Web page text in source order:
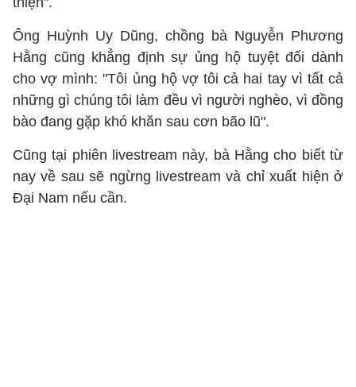
Ông Huỳnh Uy Dũng, chồng bà Nguyễn Phương
Hằng cũng khẳng định sự ủng hộ tuyệt đối dành
cho vợ mình: "Tôi ủng hộ vợ tôi cả hai tay vì tất cả
những gì chúng tôi làm đều vì người nghèo, vì đồng
bào đang gặp khó khăn sau cơn bão lũ".
Cũng tại phiên livestream này, bà Hằng cho biết từ
nay về sau sẽ ngừng livestream và chỉ xuất hiện ở
Đại Nam nếu cần.